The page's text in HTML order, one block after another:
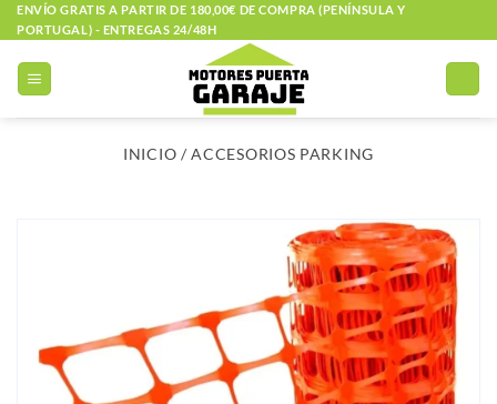
Saltar
al
contenido
ENVÍO GRATIS A PARTIR DE 180,00€ DE COMPRA (PENÍNSULA Y
PORTUGAL) - ENTREGAS 24/48H
INICIO / ACCESORIOS PARKING